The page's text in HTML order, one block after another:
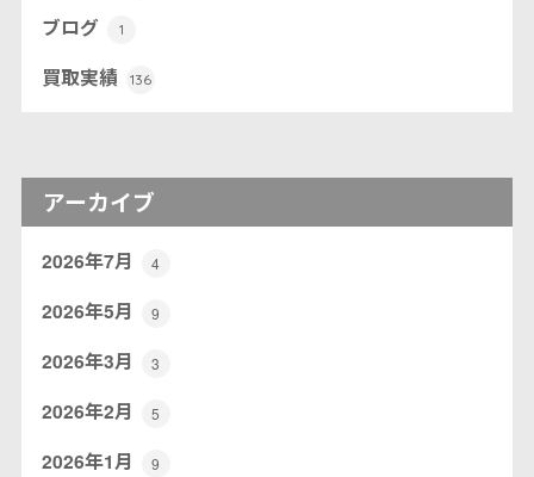
ブログ 1
買取実績 136
アーカイブ
2026年7月 4
2026年5月 9
2026年3月 3
2026年2月 5
2026年1月 9